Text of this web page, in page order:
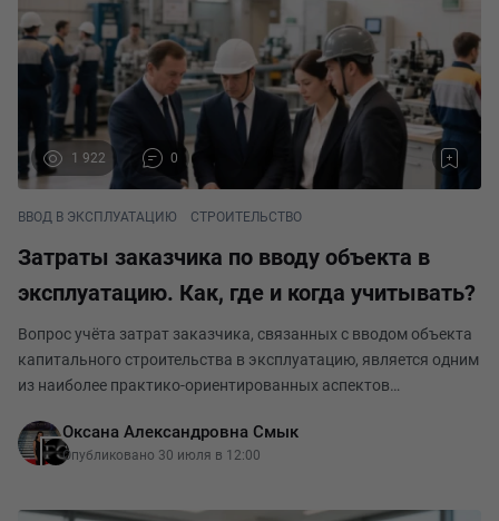
1 922 0
ВВОД В ЭКСПЛУАТАЦИЮ СТРОИТЕЛЬСТВО
Затраты заказчика по вводу объекта в
эксплуатацию. Как, где и когда учитывать?
Вопрос учёта затрат заказчика, связанных с вводом объекта
капитального строительства в эксплуатацию, является одним
из наиболее практико-ориентированных аспектов
затрат заключается в том, что они возникаю
Оксана Александровна Смык
Опубликовано 30 июля в 12:00